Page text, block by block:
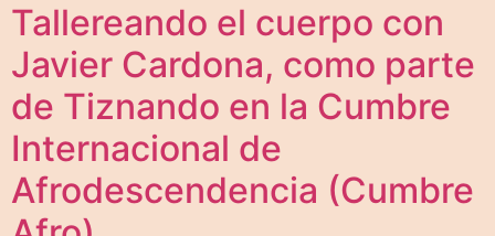
Tallereando el cuerpo con
Javier Cardona, como parte
de Tiznando en la Cumbre
Internacional de
Afrodescendencia (Cumbre